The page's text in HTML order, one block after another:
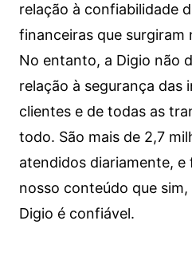
relação à confiabilidade
financeiras que surgiram
No entanto, a Digio não
relação à segurança das
clientes e de todas as
todo. São mais de 2,7
atendidos diariamente, e
nosso conteúdo que
Digio é confiável.